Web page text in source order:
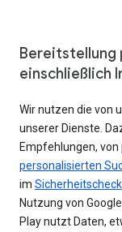
einschließlich
Wir nutzen die von
unserer Dienste.
Empfehlungen,
personalisierten
im Sicherheitscheck
Nutzung von
Play nutzt Daten,